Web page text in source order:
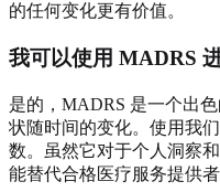
的任何变化更有价值。
我可以使用 MADRS
是的，MADRS 是一个出色
状随时间的变化。使用我
数。虽然它对于个人洞察
能替代合格医疗服务提供者